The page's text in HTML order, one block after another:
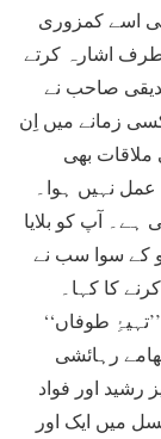
اسے کمزوری
طرف اشارہ کرتے
صاحب نے
زمانے میں اِن
بھی
نہیں ہوا۔
آپ کو بلایا
کے سوا سب نے
کا کہا۔
طوفاں‘‘
رہائشی
رشید اور فواد
میں ایک اور